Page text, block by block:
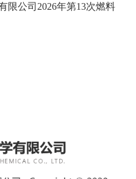
限公司2026年第13次燃料